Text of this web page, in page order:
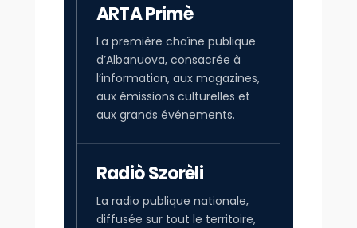
ARTA Primè
La première chaîne publique
d’Albanuova, consacrée à
l’information, aux magazines,
aux émissions culturelles et
aux grands événements.
Radiò Szorèli
La radio publique nationale,
diffusée sur tout le territoire,